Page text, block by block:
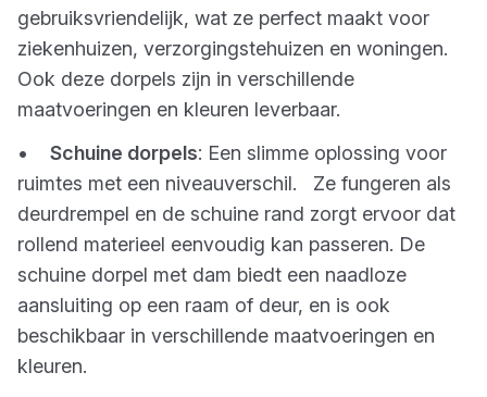
gebruiksvriendelijk, wat ze perfect maakt voor
ziekenhuizen, verzorgingstehuizen en woningen.
Ook deze dorpels zijn in verschillende
maatvoeringen en kleuren leverbaar.
• Schuine dorpels: Een slimme oplossing voor
ruimtes met een niveauverschil. Ze fungeren als
deurdrempel en de schuine rand zorgt ervoor dat
rollend materieel eenvoudig kan passeren. De
schuine dorpel met dam biedt een naadloze
aansluiting op een raam of deur, en is ook
beschikbaar in verschillende maatvoeringen en
kleuren.